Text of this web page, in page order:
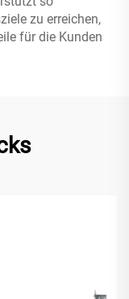
zu erreichen,
für die Kunden